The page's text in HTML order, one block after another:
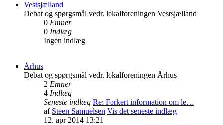
Vestsjælland
Debat og spørgsmål vedr. lokalforeningen Vestsjælland
0 Emner
0 Indlæg
Ingen indlæg
Århus
Debat og spørgsmål vedr. lokalforeningen Århus
2 Emner
4 Indlæg
Seneste indlæg Re: Forkert information om le…
af Steen Samuelsen Vis det seneste indlæg
12. apr 2014 13:21